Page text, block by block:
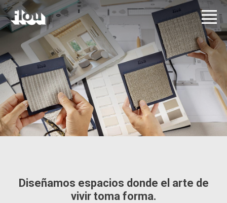
Diseñamos espacios donde el arte de
vivir toma forma.